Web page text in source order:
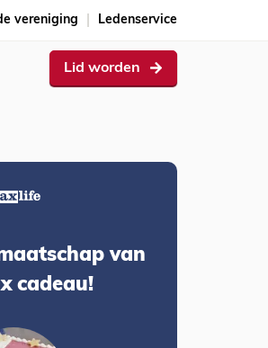
vereniging Ledenservice
Lid worden
van
cadeau!